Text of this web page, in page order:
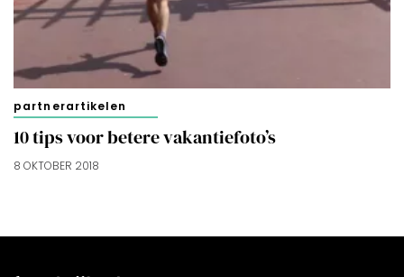
partnerartikelen
10 tips voor betere vakantiefoto’s
8 OKTOBER 2018